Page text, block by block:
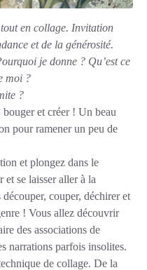
en collage. Invitation
et de la générosité.
je donne ? Qu’est ce
moi ?
?
et créer ! Un beau
pour ramener un peu de
et plongez dans le
se laisser aller à la
couper, déchirer et
! Vous allez découvrir
des associations de
narrations parfois insolites.
de collage. De la